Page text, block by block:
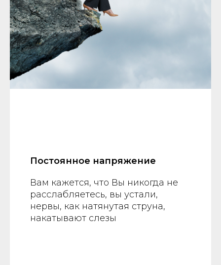
Постоянное напряжение
Вам кажется, что Вы никогда не
расслабляетесь, вы устали,
нервы, как натянутая струна,
накатывают слезы